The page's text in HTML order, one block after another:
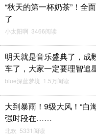
“秋天的第一杯奶茶”！全
了
小太阳啊 3466阅读
明天就是音乐盛典了，成
车了，大家一定要理智追
blue深蓝梦境 1.5万阅读
大到暴雨！9级大风！“白
强时段在……
北欢 5331阅读